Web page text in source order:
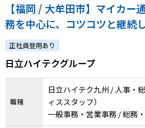
【福岡 / 大牟田市】マイカー
務を中心に、コツコツと継続
ぴったりなお仕事です
正社員登用あり
日立ハイテクグループ
職種
日立ハイテク九州 / 人事・
ィススタッフ）
一般事務・営業事務 / 総務